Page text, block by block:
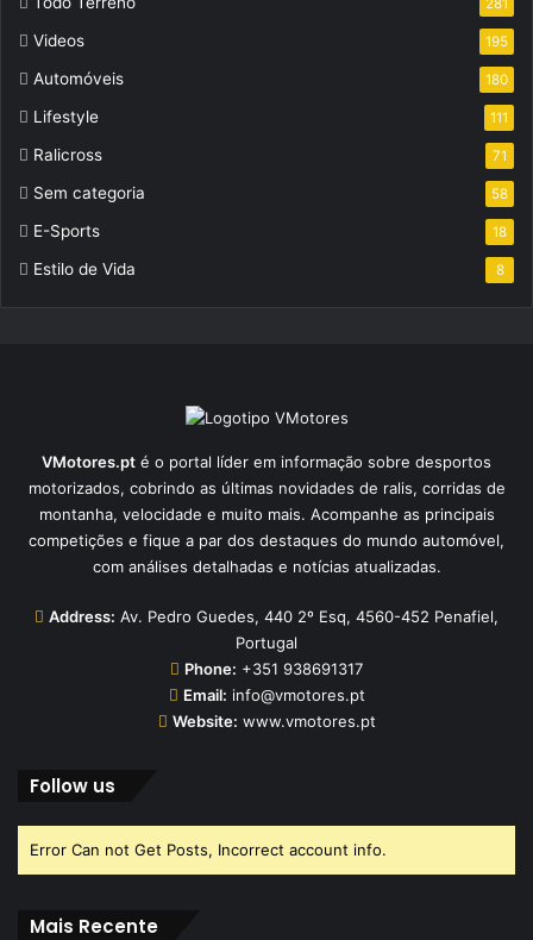
Videos 195
Automóveis 180
Lifestyle 111
Ralicross 71
Sem categoria 58
E-Sports 18
Estilo de Vida 8
VMotores.pt é o portal líder em informação sobre desportos
motorizados, cobrindo as últimas novidades de ralis, corridas de
montanha, velocidade e muito mais. Acompanhe as principais
competições e fique a par dos destaques do mundo automóvel,
com análises detalhadas e notícias atualizadas.
Address: Av. Pedro Guedes, 440 2º Esq, 4560-452 Penafiel,
Portugal
Phone: +351 938691317
Email: info@vmotores.pt
Website: www.vmotores.pt
Follow us
Error Can not Get Posts, Incorrect account info.
Mais Recente